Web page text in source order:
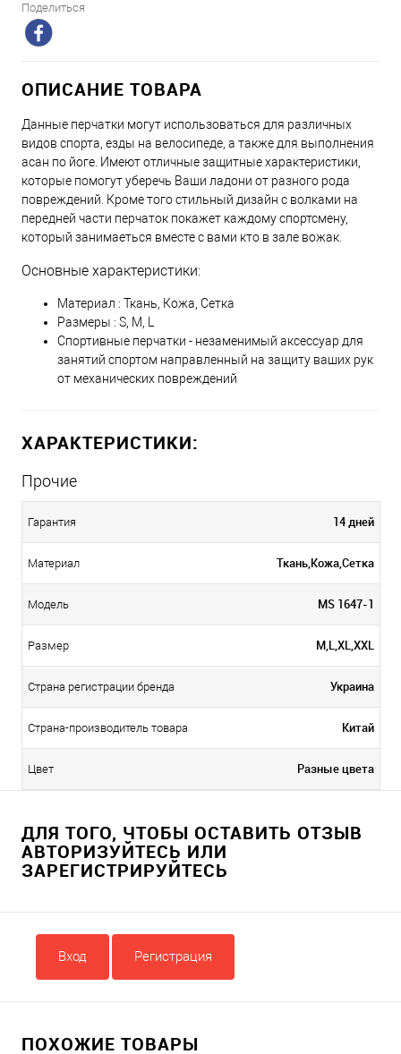
Поделиться
ОПИСАНИЕ ТОВАРА
Данные перчатки могут использоваться для различных
видов спорта, езды на велосипеде, а также для выполнения
асан по йоге. Имеют отличные защитные характеристики,
которые помогут уберечь Ваши ладони от разного рода
повреждений. Кроме того стильный дизайн с волками на
передней части перчаток покажет каждому спортсмену,
который занимаеться вместе с вами кто в зале вожак.
Основные характеристики:
Материал : Ткань, Кожа, Сетка
Размеры : S, M, L
Спортивные перчатки - незаменимый аксессуар для
занятий спортом направленный на защиту ваших рук
от механических повреждений
ХАРАКТЕРИСТИКИ:
Прочие
Гарантия 14 дней
Материал Ткань,Кожа,Сетка
Модель MS 1647-1
Размер M,L,XL,XXL
Страна регистрации бренда Украина
Страна-производитель товара Китай
Цвет Разные цвета
ДЛЯ ТОГО, ЧТОБЫ ОСТАВИТЬ ОТЗЫВ
АВТОРИЗУЙТЕСЬ ИЛИ
ЗАРЕГИСТРИРУЙТЕСЬ
Вход Регистрация
ПОХОЖИЕ ТОВАРЫ